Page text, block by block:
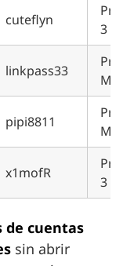
cuteflyn
3
linkpass33
pipi8811
x1mofR
3
de cuentas
sin abrir